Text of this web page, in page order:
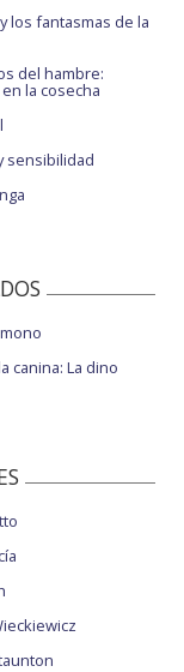
los fantasmas de la
del hambre:
la cosecha
sensibilidad
canina: La dino